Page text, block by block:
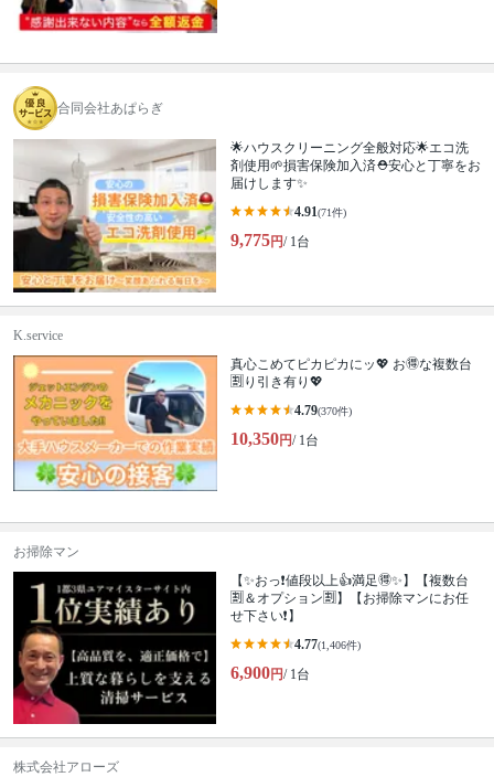
合同会社あぱらぎ
🌟ハウスクリーニング全般対応🌟エコ洗
剤使用🌱損害保険加入済⛑️安心と丁寧をお
届けします✨
4.91(71件)
9,775円/ 1台
K.service
真心こめてピカピカにッ💖 お🉐な複数台
🈹り引き有り💖
4.79(370件)
10,350円/ 1台
お掃除マン
【✨おっ❗値段以上👍満足🉐✨】【複数台
🈹＆オプション🈹】【お掃除マンにお任
せ下さい❗】
4.77(1,406件)
6,900円/ 1台
株式会社アローズ